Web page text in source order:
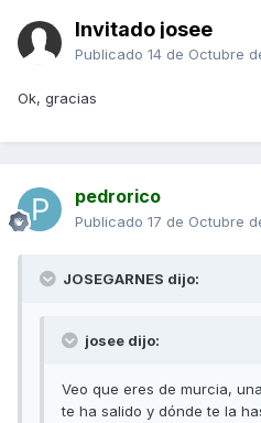
Invitado josee
Publicado 14 de Octubre
Ok, gracias
pedrorico
Publicado 17 de Octubre
JOSEGARNES dijo:
josee dijo:
Veo que eres de murcia,
te ha salido y dónde te la